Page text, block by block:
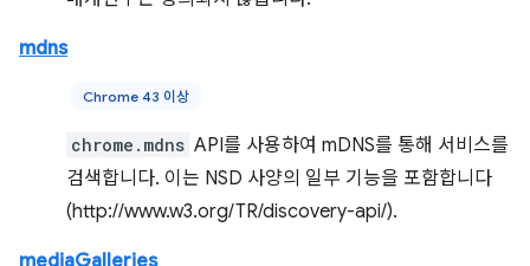
mdns
Chrome 43 이상
chrome.mdns API를 사용하여 mDNS를 통해 서비스를
검색합니다. 이는 NSD 사양의 일부 기능을 포함합니다
(http://www.w3.org/TR/discovery-api/).
mediaGalleries